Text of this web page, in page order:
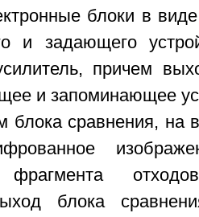
блоки в
и задающего
причем
и запоминающее
блока сравнения, на
фрагмента
блока